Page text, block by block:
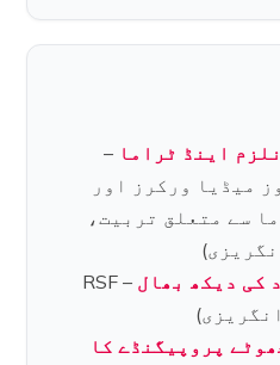
اینڈ ٹراما –
میڈیا ورکرز اور
سے متعلق تربیت،
کی دیکھ بھال
– RSF
پروپیگنڈے کا